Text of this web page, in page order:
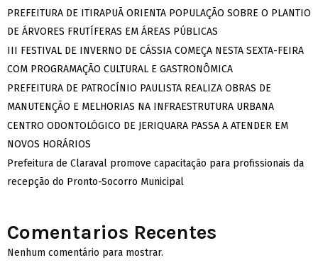
PREFEITURA DE ITIRAPUÃ ORIENTA POPULAÇÃO SOBRE O PLANTIO
DE ÁRVORES FRUTÍFERAS EM ÁREAS PÚBLICAS
III FESTIVAL DE INVERNO DE CÁSSIA COMEÇA NESTA SEXTA-FEIRA
COM PROGRAMAÇÃO CULTURAL E GASTRONÔMICA
PREFEITURA DE PATROCÍNIO PAULISTA REALIZA OBRAS DE
MANUTENÇÃO E MELHORIAS NA INFRAESTRUTURA URBANA
CENTRO ODONTOLÓGICO DE JERIQUARA PASSA A ATENDER EM
NOVOS HORÁRIOS
Prefeitura de Claraval promove capacitação para profissionais da
recepção do Pronto-Socorro Municipal
Comentarios Recentes
Nenhum comentário para mostrar.